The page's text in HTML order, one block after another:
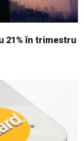
21% în trimestru